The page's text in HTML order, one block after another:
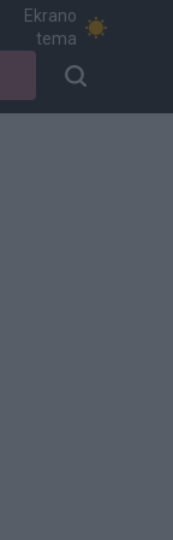
Ekrano
tema